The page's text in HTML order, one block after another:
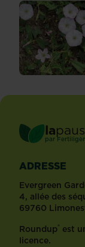
la
par
ADRESSE
Evergreen
4, allée des
69760
Roundup® est
licence.